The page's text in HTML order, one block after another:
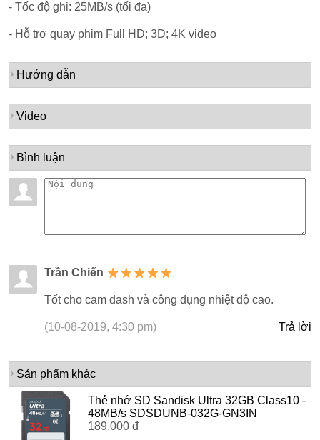
- Tốc độ ghi: 25MB/s (tối đa)
- Hỗ trợ quay phim Full HD; 3D; 4K video
Hướng dẫn
Video
Bình luận
Trần Chiến
Tốt cho cam dash và công dụng nhiệt độ cao.
(10-08-2019, 4:30 pm) Trả lời
Sản phẩm khác
Thẻ nhớ SD Sandisk Ultra 32GB Class10 -
48MB/s SDSDUNB-032G-GN3IN
189.000 đ